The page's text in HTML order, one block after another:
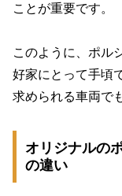
ことが重要です。
このように、ポル
好家にとって手頃
求められる車両で
オリジナルの
の違い